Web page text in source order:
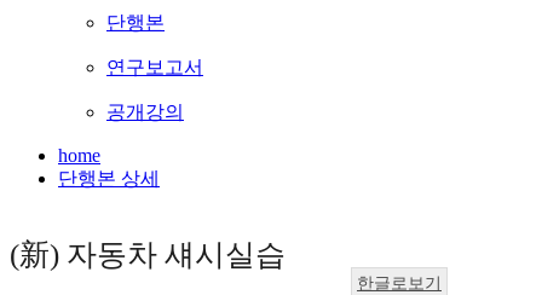
단행본
연구보고서
공개강의
home
단행본 상세
(新) 자동차 섀시실습
한글로보기